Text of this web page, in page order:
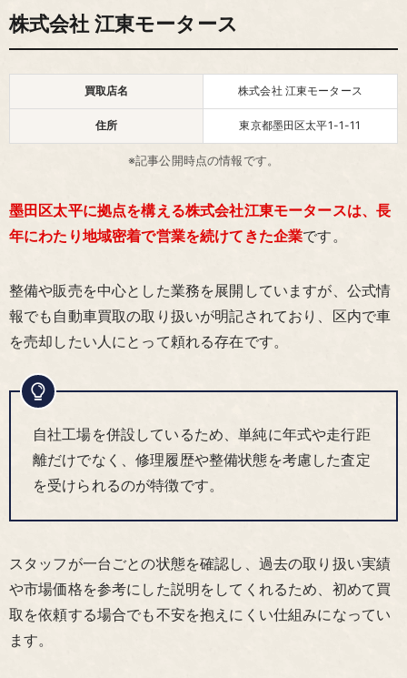
株式会社 江東モータース
買取店名 株式会社 江東モータース
住所 東京都墨田区太平1-1-11
※記事公開時点の情報です。
墨田区太平に拠点を構える株式会社江東モータースは、長
年にわたり地域密着で営業を続けてきた企業です。
整備や販売を中心とした業務を展開していますが、公式情
報でも自動車買取の取り扱いが明記されており、区内で車
を売却したい人にとって頼れる存在です。
自社工場を併設しているため、単純に年式や走行距
離だけでなく、修理履歴や整備状態を考慮した査定
を受けられるのが特徴です。
スタッフが一台ごとの状態を確認し、過去の取り扱い実績
や市場価格を参考にした説明をしてくれるため、初めて買
取を依頼する場合でも不安を抱えにくい仕組みになってい
ます。